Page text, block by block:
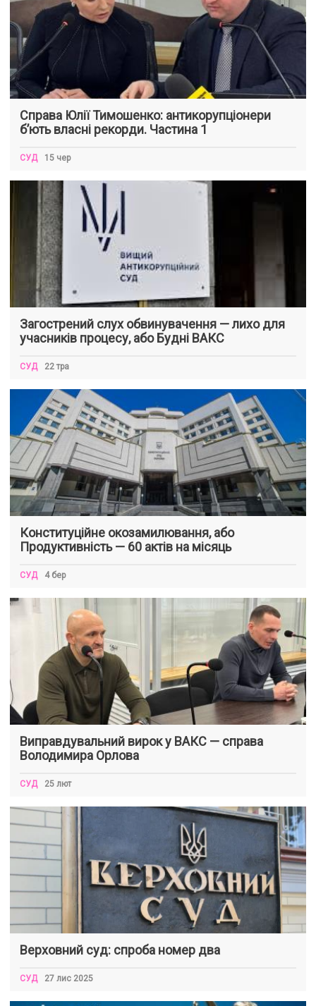
Справа Юлії Тимошенко: антикорупціонери
б’ють власні рекорди. Частина 1
СУД 15 чер
Загострений слух обвинувачення — лихо для
учасників процесу, або Будні ВАКС
СУД 22 тра
Конституційне окозамилювання, або
Продуктивність — 60 актів на місяць
СУД 4 бер
Виправдувальний вирок у ВАКС — справа
Володимира Орлова
СУД 25 лют
Верховний суд: спроба номер два
СУД 27 лис 2025